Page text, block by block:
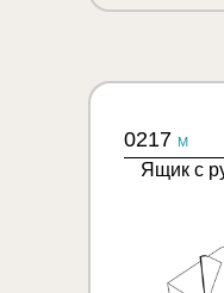
0217 M
Ящик с